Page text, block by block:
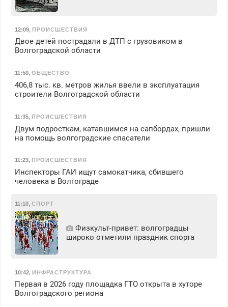
12:09, ПРОИСШЕСТВИЯ
Двое детей пострадали в ДТП с грузовиком в
Волгоградской области
11:50, ОБЩЕСТВО
406,8 тыс. кв. метров жилья ввели в эксплуатация
строители Волгоградской области
11:35, ПРОИСШЕСТВИЯ
Двум подросткам, катавшимся на сапбордах, пришли
на помощь волгоградские спасатели
11:23, ПРОИСШЕСТВИЯ
Инспекторы ГАИ ищут самокатчика, сбившего
человека в Волгограде
11:10, СПОРТ
Физкульт‑привет: волгоградцы
широко отметили праздник спорта
10:42, ИНФРАСТРУКТУРА
Первая в 2026 году площадка ГТО открыта в хуторе
Волгоградского региона